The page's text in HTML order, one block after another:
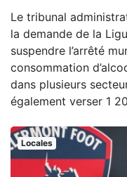
Le tribunal
la demande de la
suspendre l’arrêté
consommation
dans plusieurs
également verser 1
Locales